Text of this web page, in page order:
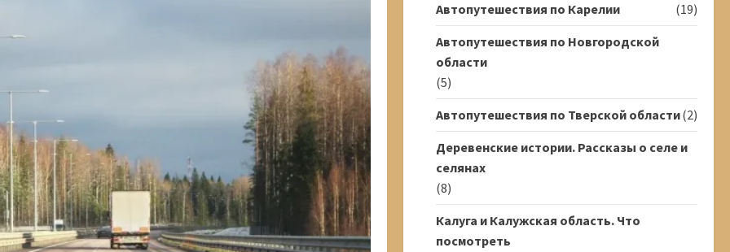
Автопутешествия по Карелии
(19)
Автопутешествия по Новгородской
области
(5)
Автопутешествия по Тверской области(2)
Деревенские истории. Рассказы о селе и
селянах
(8)
Калуга и Калужская область. Что
посмотреть